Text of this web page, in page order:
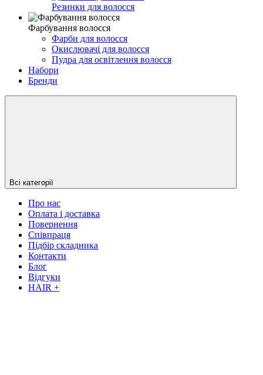
Резинки для волосся
Фарбування волосся
Фарби для волосся
Окислювачі для волосся
Пудра для освітлення волосся
Набори
Бренди
Всі категорії
Про нас
Оплата і доставка
Повернення
Співпраця
Підбір складника
Контакти
Блог
Відгуки
HAIR +